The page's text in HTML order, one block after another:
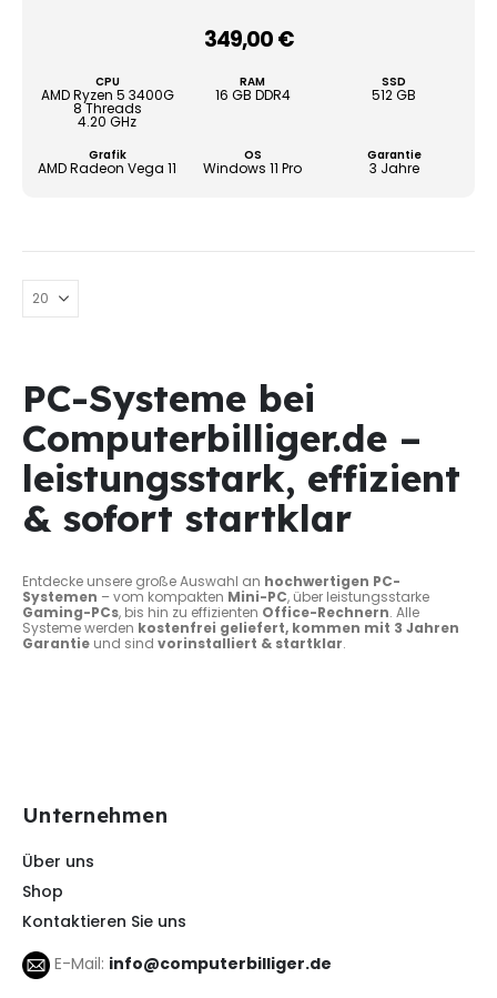
349,00€–
CPU
AMD Ryzen 5 3400G
8 Threads
4.20 GHz
RAM
16 GB DDR4
SSD
512 GB
Grafik
AMD Radeon Vega 11
OS
Windows 11 Pro
Garantie
3 Jahre
PC-Systeme bei
Computerbilliger.de –
leistungsstark, effizient
& sofort startklar
Entdecke unsere große Auswahl an hochwertigen PC-
Systemen – vom kompakten Mini-PC, über leistungsstarke
Gaming-PCs, bis hin zu effizienten Office-Rechnern. Alle
Systeme werden kostenfrei geliefert, kommen mit 3 Jahren
Garantie und sind vorinstalliert & startklar.
Unternehmen
Über uns
Shop
Kontaktieren Sie uns
E-Mail: info@computerbilliger.de